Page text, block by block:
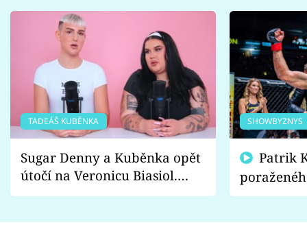
TADEÁŠ KUBĚNKA
Sugar Denny a Kuběnka opět
útočí na Veronicu Biasiol.
Proč je podle nich falešná a
SHOWBYZNYS
fanoušci